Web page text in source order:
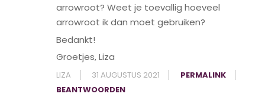
arrowroot? Weet je toevallig hoeveel
arrowroot ik dan moet gebruiken?
Bedankt!
Groetjes, Liza
LIZA 31 AUGUSTUS 2021
PERMALINK
BEANTWOORDEN